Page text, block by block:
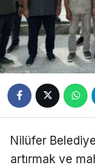
Nilüfer
artırmak ve